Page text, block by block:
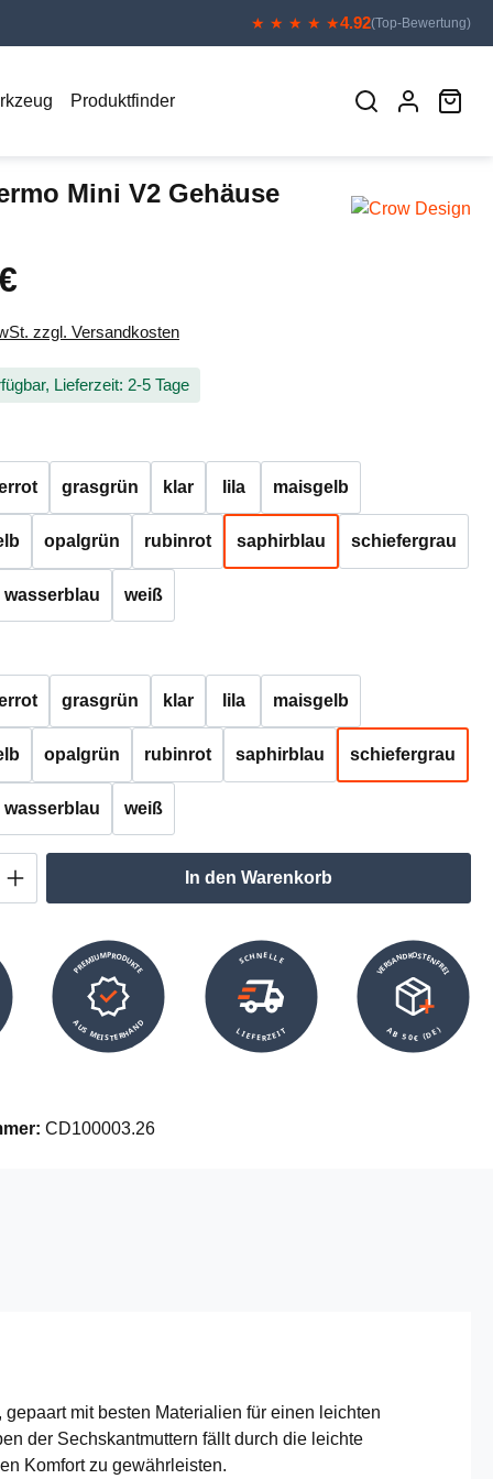
★ ★ ★ ★ ★4.92(Top-Bewertung)
Produktfinder
Mini V2 Gehäuse
zzgl. Versandkosten
Lieferzeit: 2-5 Tage
grasgrün klar lila maisgelb
opalgrün rubinrot saphirblau schiefergrau
wasserblau weiß
grasgrün klar lila maisgelb
opalgrün rubinrot saphirblau schiefergrau
wasserblau weiß
Gib den gewünschten Wert ein
In den Warenkorb
PREMIUMPRODUKTE
AUS MEISTERHAND
SCHNELLE
LIEFERZEIT
VERSANDKOSTENFREI
AB 50€ (DE)
CD100003.26
mit besten Materialien für einen leichten
der Sechskantmuttern fällt durch die leichte
Komfort zu gewährleisten.